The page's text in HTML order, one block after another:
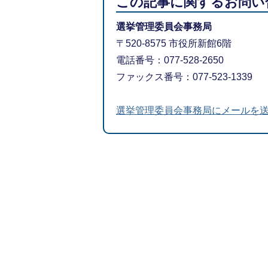
選挙管理委員会事務局
〒520-8575 市役所新館6階
電話番号：077-528-2650
ファックス番号：077-523-1339
選挙管理委員会事務局にメールを